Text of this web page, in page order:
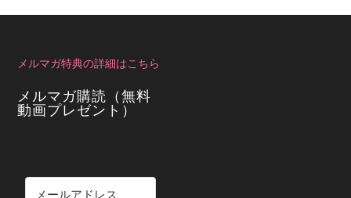
メルマガ特典の詳細はこちら
メルマガ購読（無料
動画プレゼント）